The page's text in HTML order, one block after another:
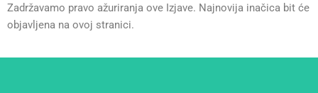
Zadržavamo pravo ažuriranja ove Izjave. Najnovija inačica bit će
objavljena na ovoj stranici.